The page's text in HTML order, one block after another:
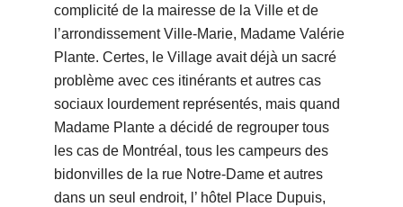
complicité de la mairesse de la Ville et de
l’arrondissement Ville-Marie, Madame Valérie
Plante. Certes, le Village avait déjà un sacré
problème avec ces itinérants et autres cas
sociaux lourdement représentés, mais quand
Madame Plante a décidé de regrouper tous
les cas de Montréal, tous les campeurs des
bidonvilles de la rue Notre-Dame et autres
dans un seul endroit, l’ hôtel Place Dupuis,